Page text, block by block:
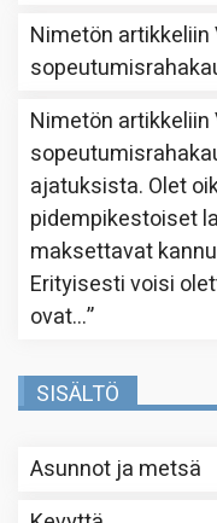
Nimetön artikkeliin
Nimetön artikkeliin
ajatuksista. Olet
pidempikestoiset
maksettavat
Erityisesti voisi
ovat…”
SISÄLTÖ
Asunnot ja metsä